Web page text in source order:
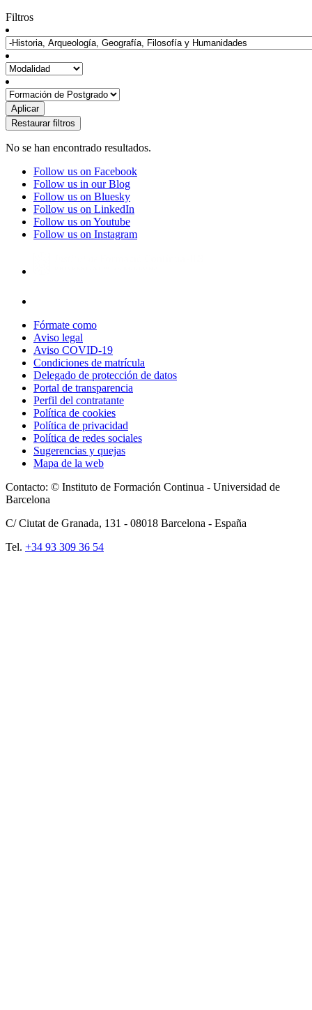
Filtros
No se han encontrado resultados.
Follow us on Facebook
Follow us in our Blog
Follow us on Bluesky
Follow us on LinkedIn
Follow us on Youtube
Follow us on Instagram
Fórmate como
Aviso legal
Aviso COVID-19
Condiciones de matrícula
Delegado de protección de datos
Portal de transparencia
Perfil del contratante
Política de cookies
Política de privacidad
Política de redes sociales
Sugerencias y quejas
Mapa de la web
Contacto: © Instituto de Formación Continua - Universidad de
Barcelona
C/ Ciutat de Granada, 131 - 08018 Barcelona - España
Tel. +34 93 309 36 54